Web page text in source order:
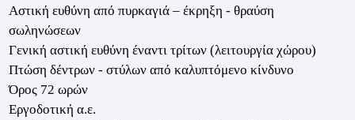
Αστική ευθύνη από πυρκαγιά – έκρηξη - θραύση
σωληνώσεων
Γενική αστική ευθύνη έναντι τρίτων (λειτουργία χώρου)
Πτώση δέντρων - στύλων από καλυπτόμενο κίνδυνο
Όρος 72 ωρών
Εργοδοτική α.ε.